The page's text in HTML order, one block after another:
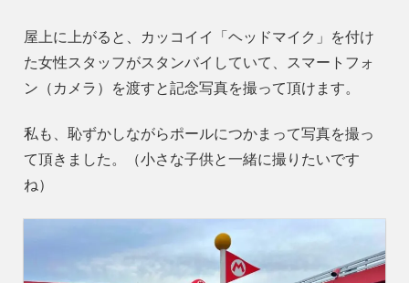
屋上に上がると、カッコイイ「ヘッドマイク」を付け
た女性スタッフがスタンバイしていて、スマートフォ
ン（カメラ）を渡すと記念写真を撮って頂けます。
私も、恥ずかしながらポールにつかまって写真を撮っ
て頂きました。（小さな子供と一緒に撮りたいです
ね）